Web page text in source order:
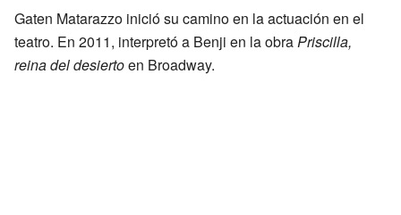
Gaten Matarazzo inició su camino en la actuación en el
teatro. En 2011, interpretó a Benji en la obraPriscilla,
reina del desiertoen Broadway.